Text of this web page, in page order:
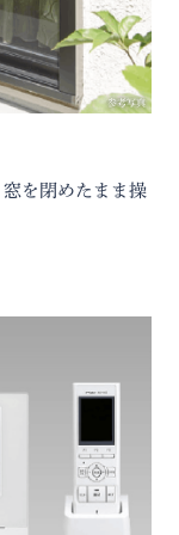
参考写真
を閉めたまま操